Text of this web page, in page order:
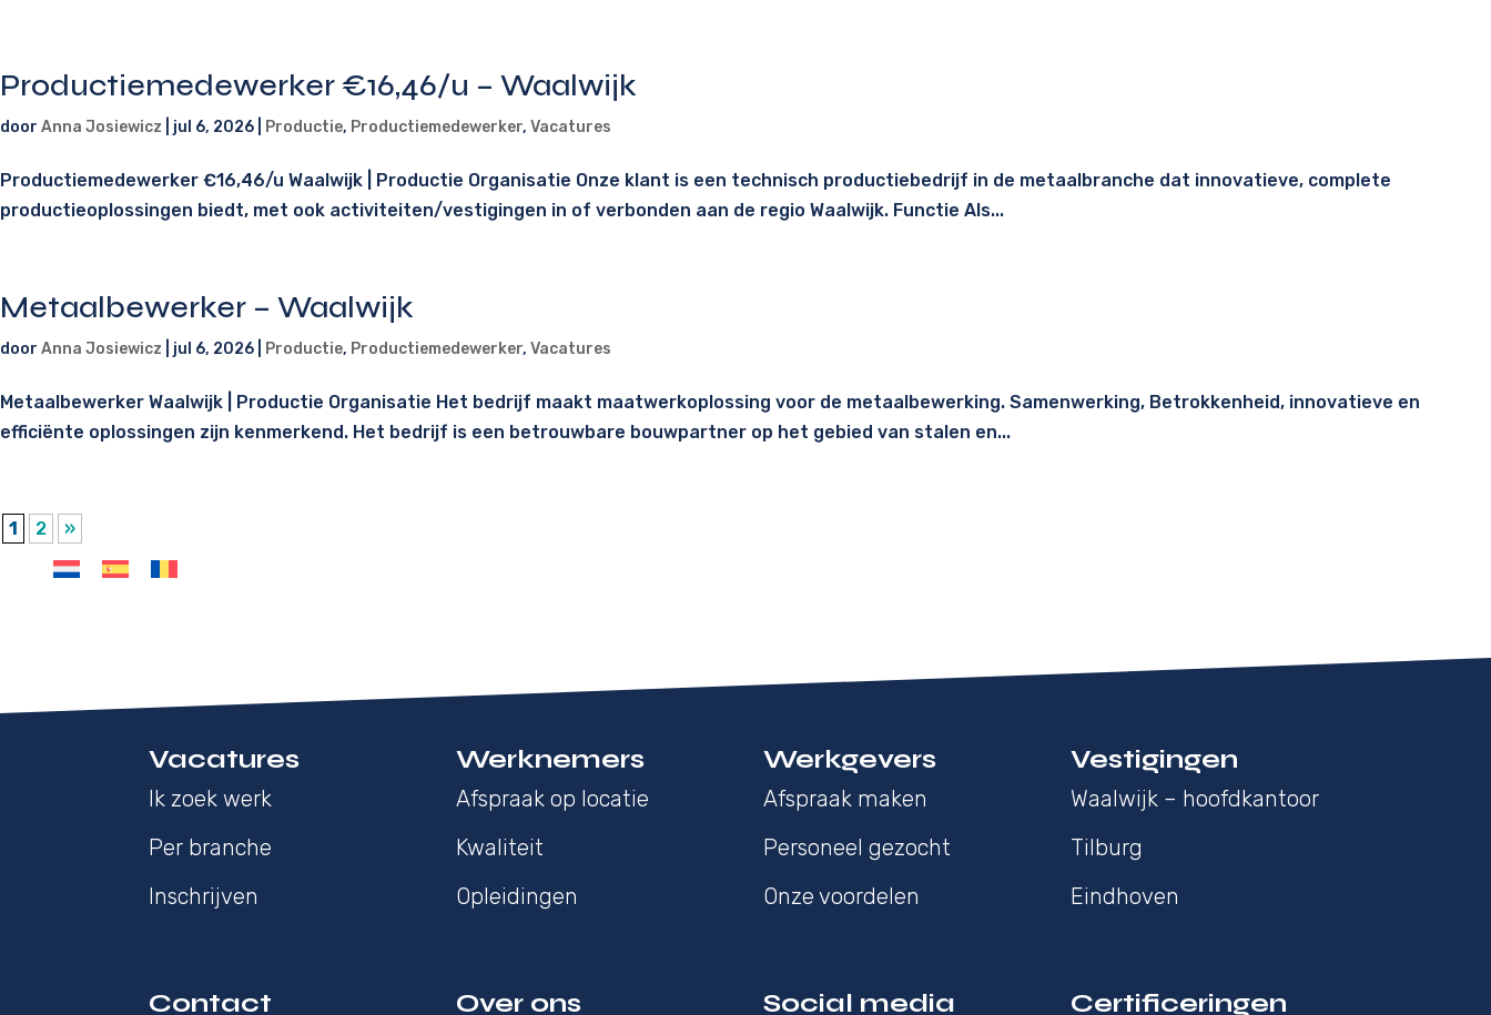
Productiemedewerker €16,46/u – Waalwijk
door Anna Josiewicz jul 6, 2026 Productie, Productiemedewerker, Vacatures
Productiemedewerker €16,46/u Waalwijk | Productie Organisatie Onze klant is een technisch productiebedrijf in de metaalbranche dat innovatieve, complete
productieoplossingen biedt, met ook activiteiten/vestigingen in of verbonden aan de regio Waalwijk. Functie Als...
Metaalbewerker – Waalwijk
door Anna Josiewicz jul 6, 2026 Productie, Productiemedewerker, Vacatures
Metaalbewerker Waalwijk | Productie Organisatie Het bedrijf maakt maatwerkoplossing voor de metaalbewerking. Samenwerking, Betrokkenheid, innovatieve en
efficiënte oplossingen zijn kenmerkend. Het bedrijf is een betrouwbare bouwpartner op het gebied van stalen en...
1 2 »
Vacatures
Ik zoek werk
Per branche
Inschrijven
Werknemers
Afspraak op locatie
Kwaliteit
Opleidingen
Werkgevers
Afspraak maken
Personeel gezocht
Onze voordelen
Vestigingen
Waalwijk – hoofdkantoor
Tilburg
Eindhoven
Contact Over ons Social media Certificeringen